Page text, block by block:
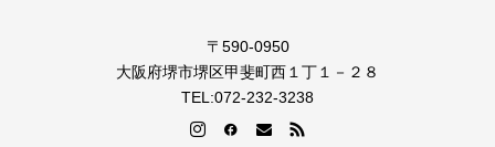
〒590-0950
大阪府堺市堺区甲斐町西１丁１－２８
TEL:072-232-3238